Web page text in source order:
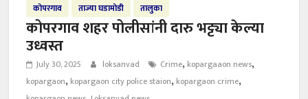
कोपरगाव ताज्या घडामोडी तालुका
कोपरगाव शहर पोलीसांनी दारु भट्ट्या केल्या
उध्वस्त
July 30, 2025 loksanvad Crime, kopargaaon news,
kopargaon, kopargaon city police staion, kopargaon crime,